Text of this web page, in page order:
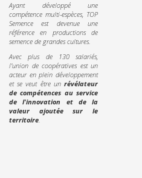
Ayant développé une
compétence multi-espèces, TOP
Semence est devenue une
référence en productions de
semence de grandes cultures.
Avec plus de 130 salariés,
l'union de coopératives est un
acteur en plein développement
et se veut être un révélateur
de compétences au service
de l'innovation et de la
valeur ajoutée sur le
territoire.